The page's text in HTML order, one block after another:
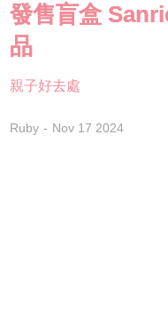
發售盲盒
品
親子好去處
Ruby Nov 17 2024